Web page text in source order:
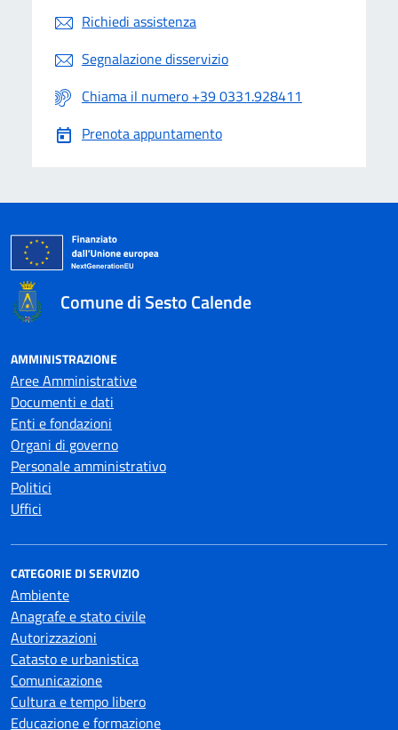
Richiedi assistenza
Segnalazione disservizio
Chiama il numero +39 0331.928411
Prenota appuntamento
Comune di Sesto Calende
AMMINISTRAZIONE
Aree Amministrative
Documenti e dati
Enti e fondazioni
Organi di governo
Personale amministrativo
Politici
Uffici
CATEGORIE DI SERVIZIO
Ambiente
Anagrafe e stato civile
Autorizzazioni
Catasto e urbanistica
Comunicazione
Cultura e tempo libero
Educazione e formazione